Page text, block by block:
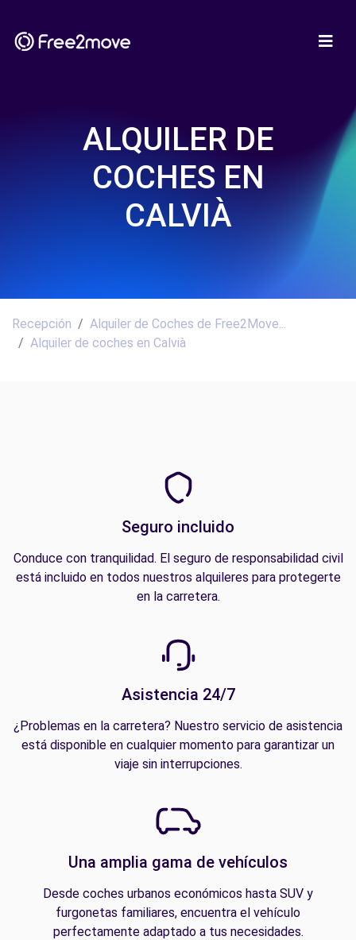
ALQUILER DE
COCHES EN
CALVIÀ
Recepción
Alquiler de Coches de Free2Move...
Alquiler de coches en Calvià
Seguro incluido
Conduce con tranquilidad. El seguro de responsabilidad civil
está incluido en todos nuestros alquileres para protegerte
en la carretera.
Asistencia 24/7
¿Problemas en la carretera? Nuestro servicio de asistencia
está disponible en cualquier momento para garantizar un
viaje sin interrupciones.
Una amplia gama de vehículos
Desde coches urbanos económicos hasta SUV y
furgonetas familiares, encuentra el vehículo
perfectamente adaptado a tus necesidades.